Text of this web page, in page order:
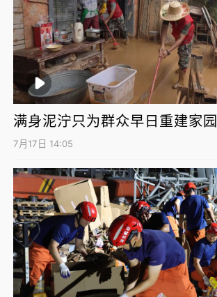
满身泥泞只为群众早日重建家园
7月17日 14:05